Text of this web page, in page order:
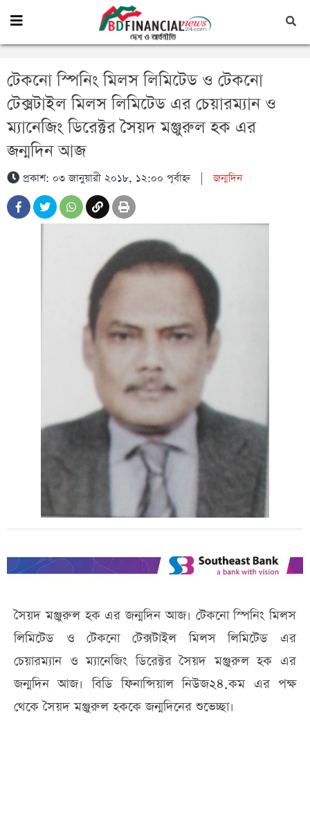
টেকনো স্পিনিং মিলস লিমিটেড ও টেকনো
টেক্সটাইল মিলস লিমিটেড এর চেয়ারম্যান ও
ম্যানেজিং ডিরেক্টর সৈয়দ মঞ্জুরুল হক এর
জন্মদিন আজ
প্রকাশ: ০৩ জানুয়ারী ২০১৮, ১২:০০ পূর্বাহ্ন|জন্মদিন
সৈয়দ মঞ্জুরুল হক এর জন্মদিন আজ। টেকনো স্পিনিং মিলস
লিমিটেড ও টেকনো টেক্সটাইল মিলস লিমিটেড এর
চেয়ারম্যান ও ম্যানেজিং ডিরেক্টর সৈয়দ মঞ্জুরুল হক এর
জন্মদিন আজ। বিডি ফিনান্সিয়াল নিউজ২৪.কম এর পক্ষ
থেকে সৈয়দ মঞ্জুরুল হককে জন্মদিনের শুভেচ্ছা।